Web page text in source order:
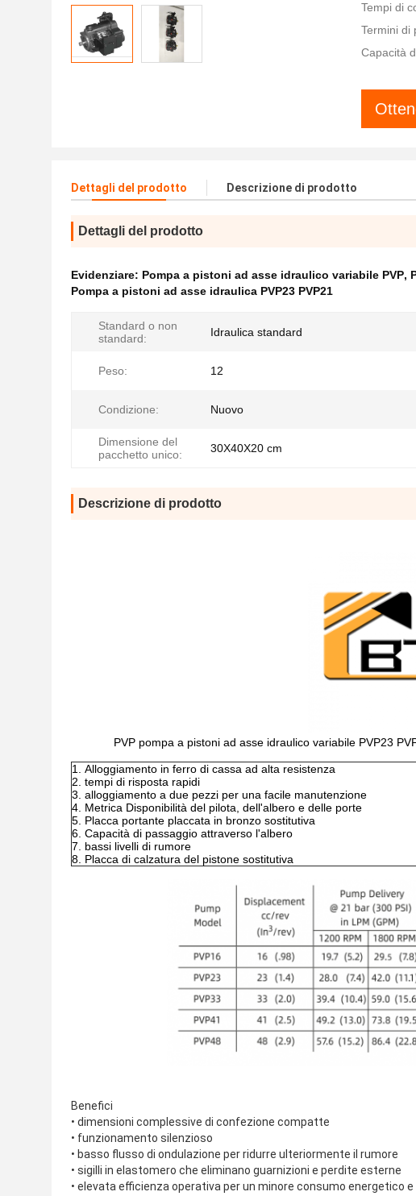
Tempi di
Termini di
Capacità
Dettagli del prodotto Descrizione di prodotto
Dettagli del prodotto
Evidenziare: Pompa a pistoni ad asse idraulico variabile PVP,
Pompa a pistoni ad asse idraulica PVP23 PVP21
Standard o non
standard:
Idraulica standard
Peso: 12
Condizione: Nuovo
Dimensione del
pacchetto unico:
30X40X20 cm
Descrizione di prodotto
PVP pompa a pistoni ad asse idraulico variabile PVP23
Alloggiamento in ferro di cassa ad alta resistenza
tempi di risposta rapidi
alloggiamento a due pezzi per una facile manutenzione
Metrica Disponibilità del pilota, dell'albero e delle porte
Placca portante placcata in bronzo sostitutiva
Capacità di passaggio attraverso l'albero
bassi livelli di rumore
Placca di calzatura del pistone sostitutiva
Benefici
• dimensioni complessive di confezione compatte
• funzionamento silenzioso
• basso flusso di ondulazione per ridurre ulteriormente il rumore
• sigilli in elastomero che eliminano guarnizioni e perdite esterne
• elevata efficienza operativa per un minore consumo energetico